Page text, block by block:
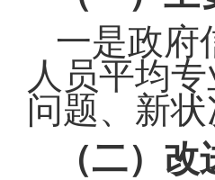
一是政府
人员平均
问题、新
（二）